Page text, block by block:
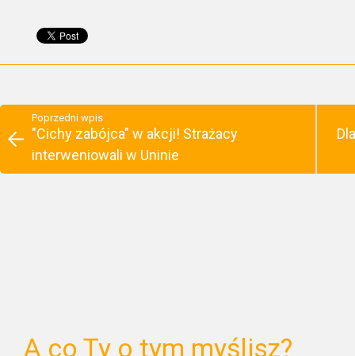
Poprzedni wpis
"Cichy zabójca" w akcji! Strażacy
interweniowali w Uninie
A co Ty o tym myślisz?